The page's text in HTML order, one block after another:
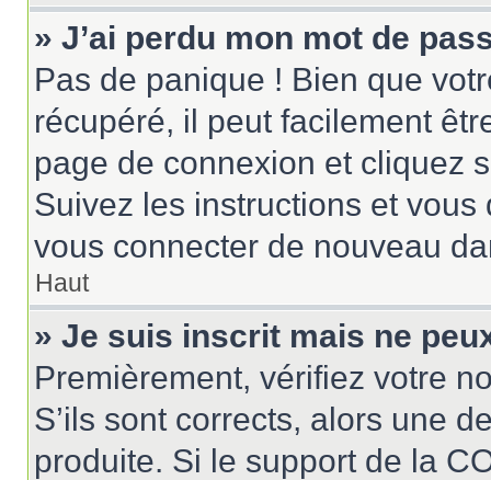
» J’ai perdu mon mot de
Pas de panique ! Bien que
récupéré, il peut facilement
page de connexion et cliquez
Suivez les instructions et
vous connecter de nouveau
Haut
» Je suis inscrit mais ne
Premièrement, vérifiez votre
S’ils sont corrects, alors une
produite. Si le support de la